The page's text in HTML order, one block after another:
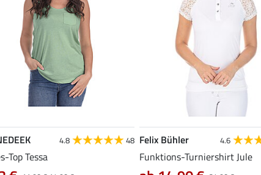
4.8 48
Top Tessa
Felix Bühler 4.6
Funktions-Turniershirt Jule